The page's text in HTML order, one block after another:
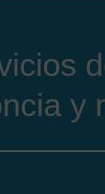
y